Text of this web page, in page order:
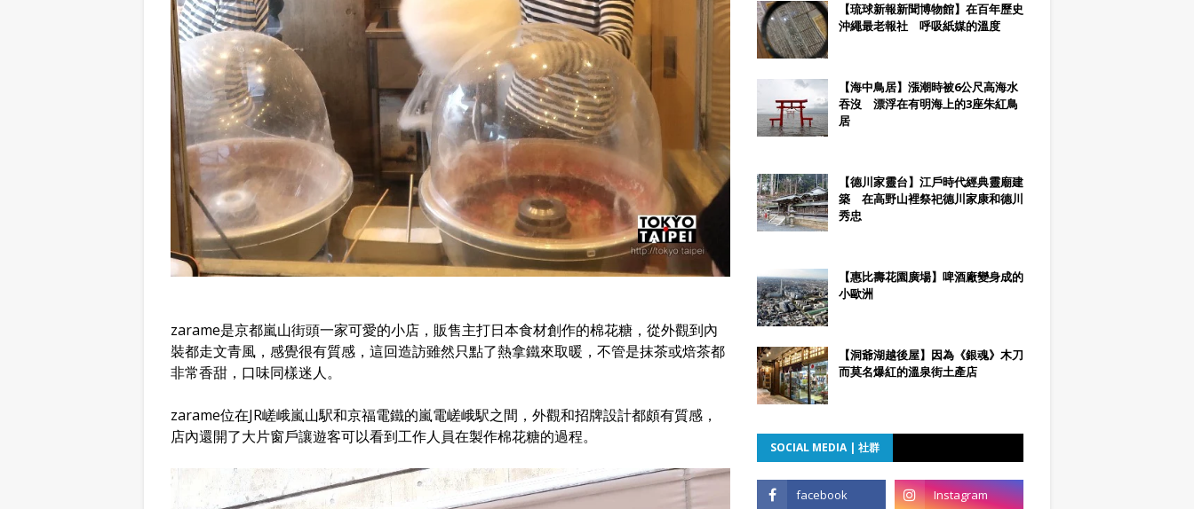
zarame是京都嵐山街頭一家可愛的小店，販售主打日本食材創作的棉花糖，從外觀到內
裝都走文青風，感覺很有質感，這回造訪雖然只點了熱拿鐵來取暖，不管是抹茶或焙茶都
非常香甜，口味同樣迷人。
zarame位在JR嵯峨嵐山駅和京福電鐵的嵐電嵯峨駅之間，外觀和招牌設計都頗有質感，
店內還開了大片窗戶讓遊客可以看到工作人員在製作棉花糖的過程。
【琉球新報新聞博物館】在百年歷史
沖繩最老報社 呼吸紙媒的溫度
【海中鳥居】漲潮時被6公尺高海水
吞沒 漂浮在有明海上的3座朱紅鳥
居
【德川家靈台】江戶時代經典靈廟建
築 在高野山裡祭祀德川家康和德川
秀忠
【惠比壽花園廣場】啤酒廠變身成的
小歐洲
【洞爺湖越後屋】因為《銀魂》木刀
而莫名爆紅的溫泉街土產店
SOCIAL MEDIA | 社群